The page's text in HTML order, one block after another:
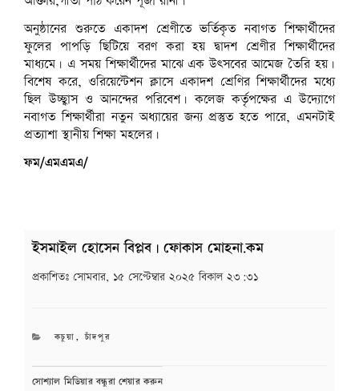
অনুষ্ঠানের শুরুতে একাদশ শ্রেণীতে ভর্তিকৃত নবাগত শিক্ষার্থীদের
ফুলের পাপড়ি ছিটিয়ে বরণ করা হয় দ্বাদশ শ্রেণীর শিক্ষার্থীদের
মাধ্যমে। এ সময় শিক্ষার্থীদের মাঝে এক উৎসবের আমেজ তৈরি হয়।
বিশেষ করে, ওরিয়েন্টেশন ক্লাসে একাদশ শ্রেণির শিক্ষার্থীদের মধ্যে
ছিল উচ্ছ্বাস ও আনন্দের পরিবেশ। কলেজ কর্তৃপক্ষের এ উদ্যোগে
নবাগত শিক্ষার্থীরা নতুন অধ্যায়ের জন্য প্রস্তুত হতে পারে, এমনটাই
প্রত্যাশা স্থানীয় শিক্ষা মহলের।
ফম/এমএমএ/
ইসমাইল হোসেন বিপ্লব | ফোকাস মোহনা.কম
প্রকাশিতঃ সোমবার, ১৫ সেপ্টেম্বার ২০২৫ বিকাল ২৩:৩১
CATEGORIES
কচুয়া ,চাঁদপুর
সোশ্যাল মিডিয়ার বন্ধুরা শেয়ার করুন